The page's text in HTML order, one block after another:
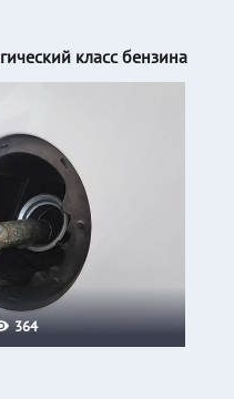
364
класс бензина